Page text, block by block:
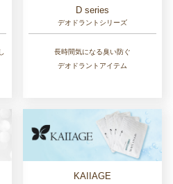
D series
デオドラントシリーズ
長時間気になる臭い防ぐ
デオドラントアイテム
KAIIAGE